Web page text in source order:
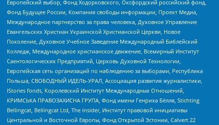
Европейский выбор, Фонд Ходорковского, Оксфордский российский фонд,
Фонд Будущее России, Компания свободы информации, Проект Медиа,
Международное партнерство за права человека, Духовное Управление
Евангельских Христиан Украинской Христианской Церкви, Новое
Поколение, Духовное Учебное Заведение Международный Библейский
Колледж, Международное христианское движение, Всемирный Институт
Саентологических Предприятий, Церковь Духовной Технологии,
Европейская сеть организаций по наблюдению за выборами, Республика
Польша, СВОБОДНЫЙ ИДЕЛЬ-УРАЛ, Ассоциация развития журналистики,
IStories fonds, Королевский Институт Международных Отношений,
КРИМСЬКА ПРАВОЗАХИСНА ГРУПА, Фонд имени Генриха Бёлля, Stichting
Bellingcat, Bellingcat Ltd, The Insider, Институт правовой инициативы
Центральной и Восточной Европы, Фонд Открытой Эстонии, Calvert 22